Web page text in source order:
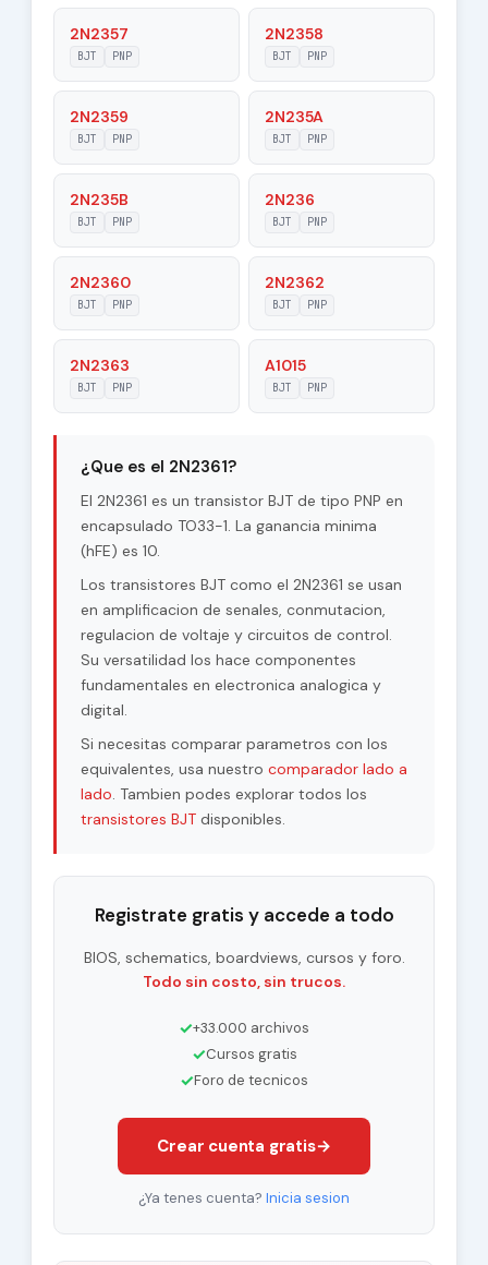
Material of
Transistor
Ge
Frequency (ft)
800 MHz
Collector
Maximum Collector
Current |Ic max|
0.05 A
Collector-Base
Voltage |Vcb|
20 V
Junction
Temperature (Tj)
100 °C
(Pc)
Forward Current
Transfer Ratio
(hFE), MIN
10
2N2357
BJT PNP
2N2358
BJT PNP
2N2359
BJT PNP
2N235A
BJT PNP
2N235B
BJT PNP
2N236
BJT PNP
2N2360
BJT PNP
2N2362
BJT PNP
2N2363
BJT PNP
A1015
BJT PNP
¿Que es el 2N2361?
El 2N2361 es un transistor BJT de tipo PNP en
encapsulado TO33-1. La ganancia minima
(hFE) es 10.
Los transistores BJT como el 2N2361 se usan
en amplificacion de senales, conmutacion,
regulacion de voltaje y circuitos de control.
Su versatilidad los hace componentes
fundamentales en electronica analogica y
digital.
Si necesitas comparar parametros con los
equivalentes, usa nuestro comparador lado a
lado. Tambien podes explorar todos los
transistores BJTdisponibles.
Registrate gratis y accede a todo
BIOS, schematics, boardviews, cursos y foro.
Todo sin costo, sin trucos.
✓+33.000 archivos
✓Cursos gratis
✓Foro de tecnicos
Crear cuenta gratis→
¿Ya tenes cuenta? Inicia sesion